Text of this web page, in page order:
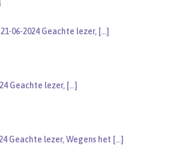
06-2024 Geachte lezer, […]
Geachte lezer, […]
Geachte lezer, Wegens het […]